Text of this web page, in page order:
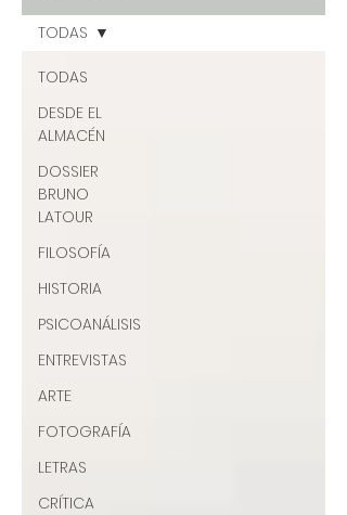
TODAS
DESDE EL
ALMACÉN
DOSSIER
BRUNO
LATOUR
FILOSOFÍA
HISTORIA
PSICOANÁLISIS
ENTREVISTAS
ARTE
FOTOGRAFÍA
LETRAS
CRÍTICA
TODAS